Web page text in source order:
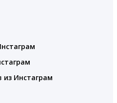
из Инстаграм